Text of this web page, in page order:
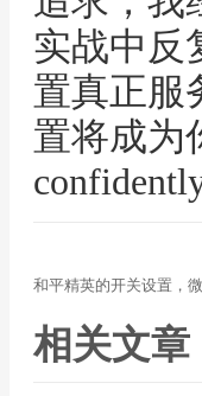
实战中反
置真正服
置将成为
和平精英的开关设置，
相关文章